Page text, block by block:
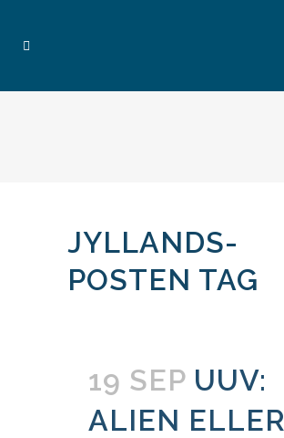
JYLLANDS-
POSTEN TAG
19 SEP UUV:
ALIEN ELLER